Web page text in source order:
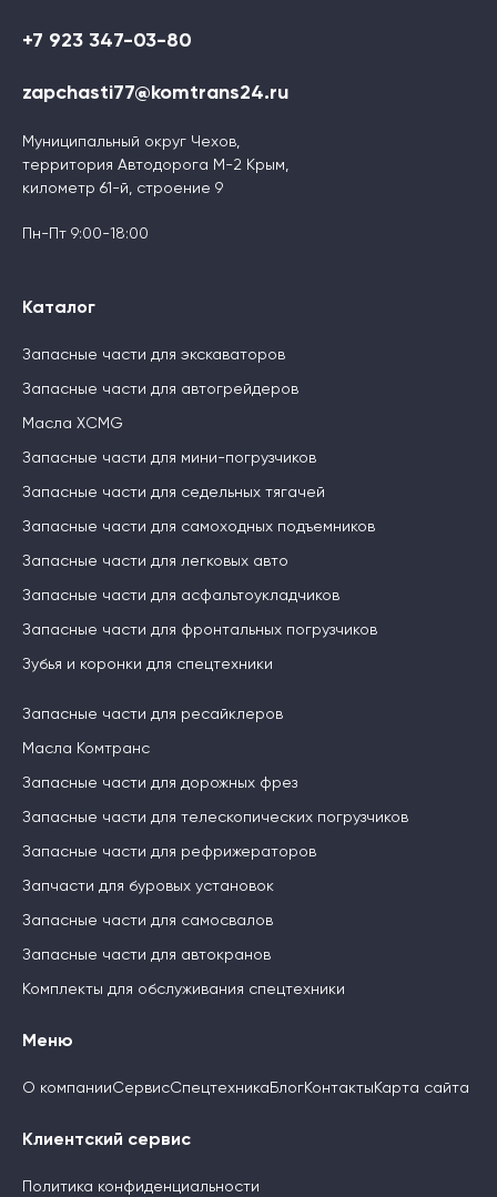
+7 923 347-03-80
zapchasti77@komtrans24.ru
Муниципальный округ Чехов,
территория Автодорога М-2 Крым,
километр 61-й, строение 9
Пн-Пт 9:00-18:00
Каталог
Запасные части для экскаваторов
Запасные части для автогрейдеров
Масла XCMG
Запасные части для мини-погрузчиков
Запасные части для седельных тягачей
Запасные части для самоходных подъемников
Запасные части для легковых авто
Запасные части для асфальтоукладчиков
Запасные части для фронтальных погрузчиков
Зубья и коронки для спецтехники
Запасные части для ресайклеров
Масла Комтранс
Запасные части для дорожных фрез
Запасные части для телескопических погрузчиков
Запасные части для рефрижераторов
Запчасти для буровых установок
Запасные части для самосвалов
Запасные части для автокранов
Комплекты для обслуживания спецтехники
Меню
О компанииСервисСпецтехника БлогКонтакты Карта сайта
Клиентский сервис
Политика конфиденциальности